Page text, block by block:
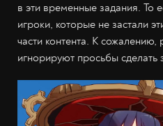
в эти временные задания. То
игроки, которые не застали
части контента. К сожалению,
игнорируют просьбы сделать